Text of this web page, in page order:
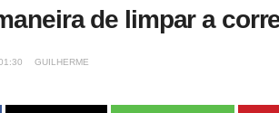
de limpar a
GUILHERME